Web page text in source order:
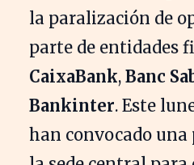
la paralización de
parte de entidades
CaixaBank, Banc
Bankinter. Este
han convocado